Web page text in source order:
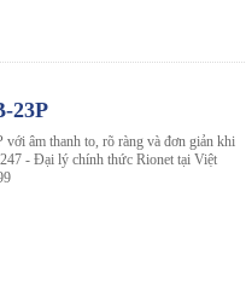
23P
âm thanh to, rõ ràng và đơn giản khi
- Đại lý chính thức Rionet tại Việt